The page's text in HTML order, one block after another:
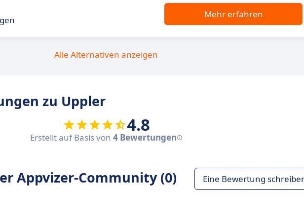
Mehr erfahren
Alle Alternativen anzeigen
zu Uppler
4.8
Erstellt auf Basis von 4 Bewertungen
Appvizer-Community (0) Eine Bewertung